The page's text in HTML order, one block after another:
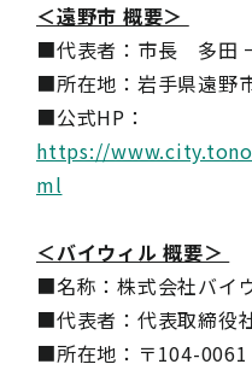
＜遠野市 概要＞
■代表者：市長 多田
■所在地：岩手県遠野
■公式HP：
https://
ml
＜バイウィル 概要＞
■名称：株式会社バイ
■代表者：代表取締役
■所在地：〒104-